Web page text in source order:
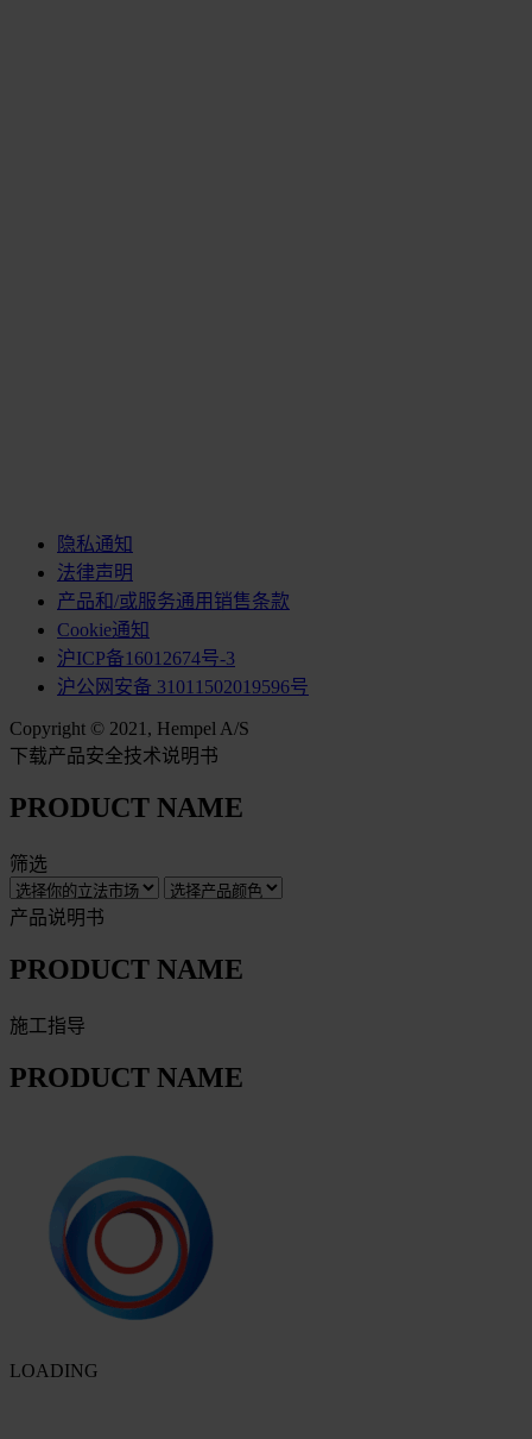
隐私通知
法律声明
产品和/或服务通用销售条款
Cookie通知
沪ICP备16012674号-3
沪公网安备 31011502019596号
Copyright © 2021, Hempel A/S
下载产品安全技术说明书
PRODUCT NAME
筛选
产品说明书
PRODUCT NAME
施工指导
PRODUCT NAME
LOADING